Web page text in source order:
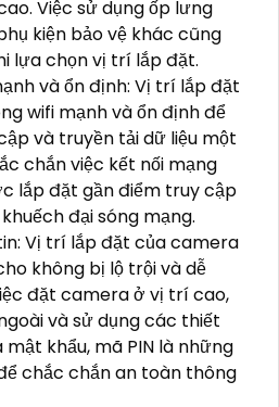
Việc sử dụng ốp lưng
kiện bảo vệ khác cũng
lựa chọn vị trí lắp đặt.
và ổn định: Vị trí lắp đặt
wifi mạnh và ổn định để
và truyền tải dữ liệu một
chắn việc kết nối mạng
lắp đặt gần điểm truy cập
đại sóng mạng.
Vị trí lắp đặt của camera
không bị lộ trội và dễ
đặt camera ở vị trí cao,
và sử dụng các thiết
khẩu, mã PIN là những
chắc chắn an toàn thông